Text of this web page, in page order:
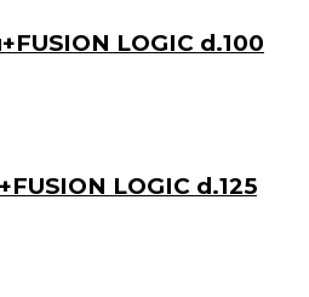
LOGIC d.100
LOGIC d.125